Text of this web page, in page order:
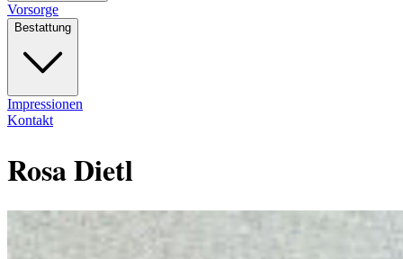
Vorsorge
Bestattung
Impressionen
Kontakt
Rosa Dietl